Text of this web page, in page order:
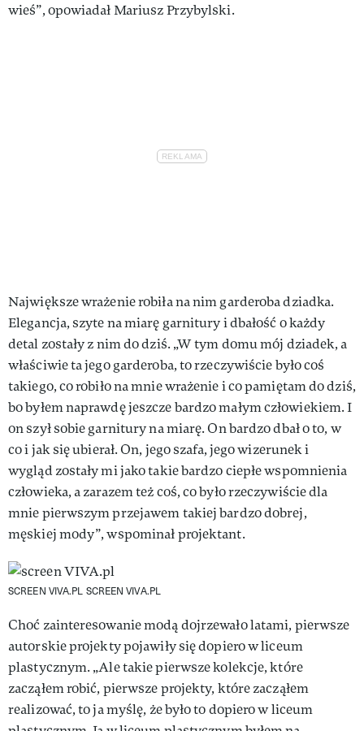
wieś”, opowiadał Mariusz Przybylski.
Największe wrażenie robiła na nim garderoba dziadka.
Elegancja, szyte na miarę garnitury i dbałość o każdy
detal zostały z nim do dziś. „W tym domu mój dziadek, a
właściwie ta jego garderoba, to rzeczywiście było coś
takiego, co robiło na mnie wrażenie i co pamiętam do dziś,
bo byłem naprawdę jeszcze bardzo małym człowiekiem. I
on szył sobie garnitury na miarę. On bardzo dbał o to, w
co i jak się ubierał. On, jego szafa, jego wizerunek i
wygląd zostały mi jako takie bardzo ciepłe wspomnienia
człowieka, a zarazem też coś, co było rzeczywiście dla
mnie pierwszym przejawem takiej bardzo dobrej,
męskiej mody”, wspominał projektant.
SCREEN VIVA.PL SCREEN VIVA.PL
Choć zainteresowanie modą dojrzewało latami, pierwsze
autorskie projekty pojawiły się dopiero w liceum
plastycznym. „Ale takie pierwsze kolekcje, które
zacząłem robić, pierwsze projekty, które zacząłem
realizować, to ja myślę, że było to dopiero w liceum